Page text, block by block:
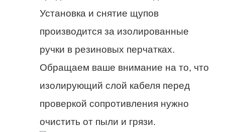
Установка и снятие щупов
производится за изолированные
ручки в резиновых перчатках.
Обращаем ваше внимание на то, что
изолирующий слой кабеля перед
проверкой сопротивления нужно
очистить от пыли и грязи.